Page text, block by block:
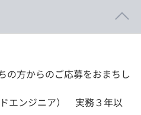
の方からのご応募をおまちし
エンジニア） 実務３年以